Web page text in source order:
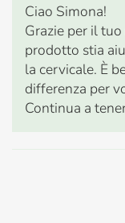
Ciao Simona!
Grazie per il
prodotto stia
la cervicale. È
differenza per
Continua a